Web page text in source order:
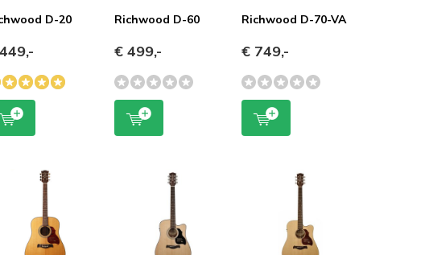
D-20 Richwood D-60
€ 499,-
Richwood D-70-VA
€ 749,-